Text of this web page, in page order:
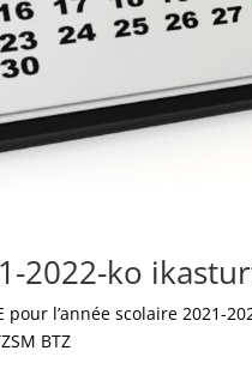
2022-ko
pour l’année scolaire 2021-
BTZ